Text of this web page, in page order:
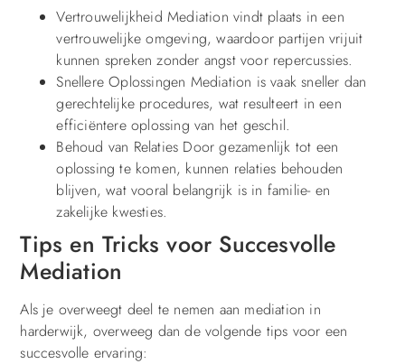
Vertrouwelijkheid Mediation vindt plaats in een
vertrouwelijke omgeving, waardoor partijen vrijuit
kunnen spreken zonder angst voor repercussies.
Snellere Oplossingen Mediation is vaak sneller dan
gerechtelijke procedures, wat resulteert in een
efficiëntere oplossing van het geschil.
Behoud van Relaties Door gezamenlijk tot een
oplossing te komen, kunnen relaties behouden
blijven, wat vooral belangrijk is in familie- en
zakelijke kwesties.
Tips en Tricks voor Succesvolle
Mediation
Als je overweegt deel te nemen aan mediation in
harderwijk, overweeg dan de volgende tips voor een
succesvolle ervaring: